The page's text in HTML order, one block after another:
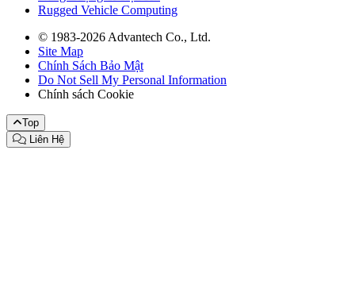
Rugged Vehicle Computing
© 1983-2026 Advantech Co., Ltd.
Site Map
Chính Sách Bảo Mật
Do Not Sell My Personal Information
Chính sách Cookie
Top
Liên Hệ